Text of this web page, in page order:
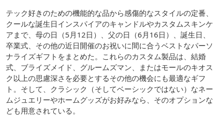
テック好きのための機能的な品から感傷的なスタイルの定番、
クールな誕生日インスパイアのキャンドルやカスタムスキンケ
アまで、母の日（5月12日）、父の日（6月16日）、誕生日、
卒業式、その他の近日開催のお祝いに間に合うベストなパーソ
ナライズギフトをまとめた。これらのカスタム製品は、結婚
式、ブライズメイド、グルームズマン、またはモールのキオス
ク以上の思慮深さを必要とするその他の機会にも最適なギフ
ト。そして、クラシック（そしてベーシックではない）なネー
ムジュエリーやホームグッズがお好みなら、そのオプションな
ども用意されている。